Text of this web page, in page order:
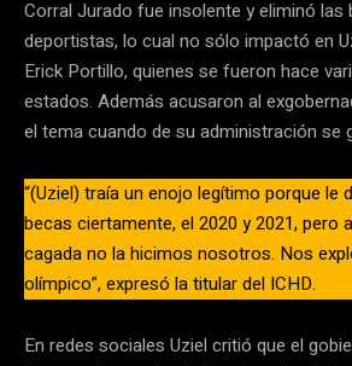
Corral Jurado fue insolente y eliminó las
deportistas, lo cual no sólo impactó en
Erick Portillo, quienes se fueron hace
estados. Además acusaron al
el tema cuando de su administración se
“(Uziel) traía un enojo legítimo porque le
becas ciertamente, el 2020 y 2021, pero
cagada no la hicimos nosotros. Nos
olímpico”, expresó la titular del ICHD.
En redes sociales Uziel critió que el